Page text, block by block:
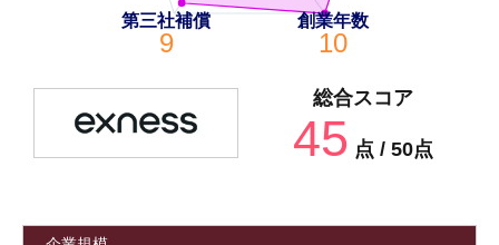
創業年数
10
第三社補償
9
総合スコア
45 点 / 50点